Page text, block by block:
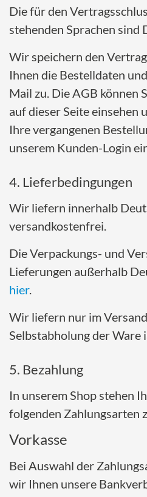
Die für den
stehenden Sprachen sind
Wir speichern den
Ihnen die Bestelldaten
Mail zu. Die AGB können
auf dieser Seite einsehen
Ihre vergangenen
unserem Kunden-Login
4. Lieferbedingungen
Wir liefern innerhalb
versandkostenfrei.
Die Verpackungs- und
Lieferungen außerhalb
hier.
Wir liefern nur im
Selbstabholung der Ware
5. Bezahlung
In unserem Shop stehen
folgenden Zahlungsarten
Vorkasse
Bei Auswahl der
wir Ihnen unsere